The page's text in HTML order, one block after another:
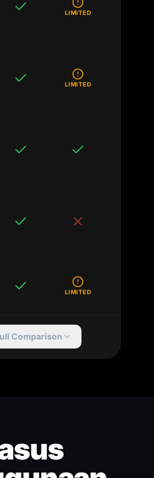
LIMITED
LIMITED
LIMITED
Comparison